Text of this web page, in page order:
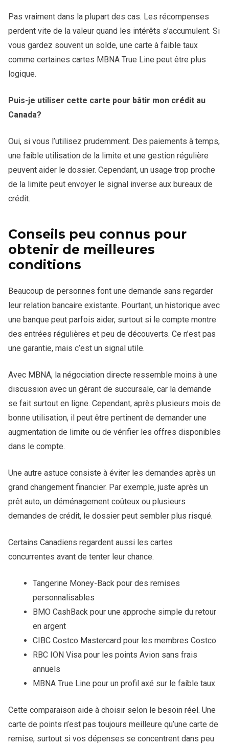
Pas vraiment dans la plupart des cas. Les récompenses
perdent vite de la valeur quand les intérêts s’accumulent. Si
vous gardez souvent un solde, une carte à faible taux
comme certaines cartes MBNA True Line peut être plus
logique.
Puis-je utiliser cette carte pour bâtir mon crédit au
Canada?
Oui, si vous l’utilisez prudemment. Des paiements à temps,
une faible utilisation de la limite et une gestion régulière
peuvent aider le dossier. Cependant, un usage trop proche
de la limite peut envoyer le signal inverse aux bureaux de
crédit.
Conseils peu connus pour
obtenir de meilleures
conditions
Beaucoup de personnes font une demande sans regarder
leur relation bancaire existante. Pourtant, un historique avec
une banque peut parfois aider, surtout si le compte montre
des entrées régulières et peu de découverts. Ce n’est pas
une garantie, mais c’est un signal utile.
Avec MBNA, la négociation directe ressemble moins à une
discussion avec un gérant de succursale, car la demande
se fait surtout en ligne. Cependant, après plusieurs mois de
bonne utilisation, il peut être pertinent de demander une
augmentation de limite ou de vérifier les offres disponibles
dans le compte.
Une autre astuce consiste à éviter les demandes après un
grand changement financier. Par exemple, juste après un
prêt auto, un déménagement coûteux ou plusieurs
demandes de crédit, le dossier peut sembler plus risqué.
Certains Canadiens regardent aussi les cartes
concurrentes avant de tenter leur chance.
Tangerine Money-Back pour des remises
personnalisables
BMO CashBack pour une approche simple du retour
en argent
CIBC Costco Mastercard pour les membres Costco
RBC ION Visa pour les points Avion sans frais
annuels
MBNA True Line pour un profil axé sur le faible taux
Cette comparaison aide à choisir selon le besoin réel. Une
carte de points n’est pas toujours meilleure qu’une carte de
remise, surtout si vos dépenses se concentrent dans peu